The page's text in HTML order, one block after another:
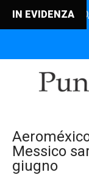
IN EVIDENZA
IL
Messico
giugno